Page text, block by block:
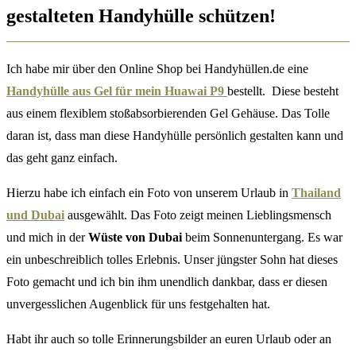
gestalteten Handyhülle schützen!
Ich habe mir über den Online Shop bei Handyhüllen.de eine
Handyhülle aus Gel für mein Huawai P9 bestellt. Diese besteht
aus einem flexiblem stoßabsorbierenden Gel Gehäuse. Das Tolle
daran ist, dass man diese Handyhülle persönlich gestalten kann und
das geht ganz einfach.
Hierzu habe ich einfach ein Foto von unserem Urlaub in Thailand
und Dubai ausgewählt. Das Foto zeigt meinen Lieblingsmensch
und mich in derWüste von Dubai beim Sonnenuntergang. Es war
ein unbeschreiblich tolles Erlebnis. Unser jüngster Sohn hat dieses
Foto gemacht und ich bin ihm unendlich dankbar, dass er diesen
unvergesslichen Augenblick für uns festgehalten hat.
Habt ihr auch so tolle Erinnerungsbilder an euren Urlaub oder an